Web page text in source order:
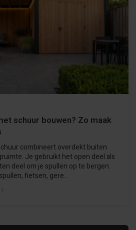
schuur bouwen? Zo maak
combineert overdekt buiten
Je gebruikt het open deel als
deel om je spullen op te bergen.
fietsen, gere...